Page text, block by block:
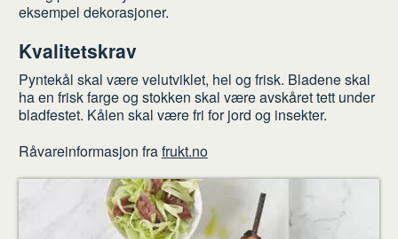
eksempel dekorasjoner.
Kvalitetskrav
Pyntekål skal være velutviklet, hel og frisk. Bladene skal
ha en frisk farge og stokken skal være avskåret tett under
bladfestet. Kålen skal være fri for jord og insekter.
Råvareinformasjon frafrukt.no